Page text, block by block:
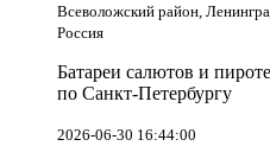
Всеволожский район,
Россия
Батареи салютов и
по Санкт-Петербургу
2026-06-30 16:44:00